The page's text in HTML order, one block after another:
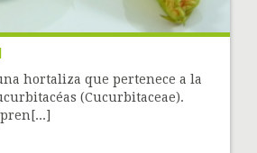
hortaliza que pertenece a la
(Cucurbitaceae).